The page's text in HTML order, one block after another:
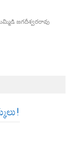
జగదీశ్వరరావు